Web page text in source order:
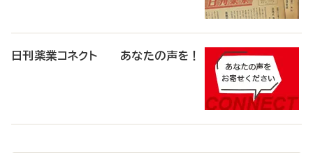
日刊薬業コネクト あなたの声を！